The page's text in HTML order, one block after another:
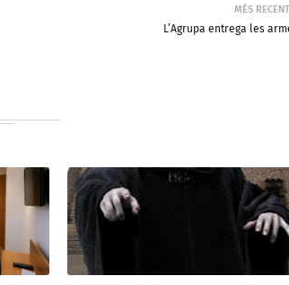
MÉS RECENT
L’Agrupa entrega les